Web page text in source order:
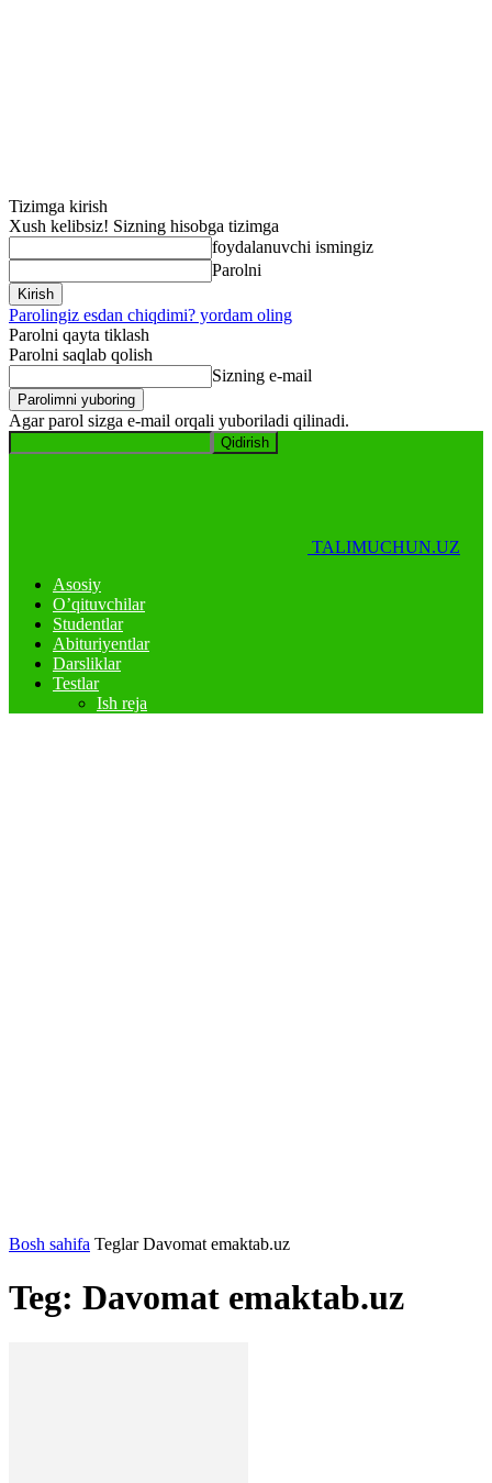
Tizimga kirish
Xush kelibsiz! Sizning hisobga tizimga
foydalanuvchi ismingiz
Parolni
Parolingiz esdan chiqdimi? yordam oling
Parolni qayta tiklash
Parolni saqlab qolish
Sizning e-mail
Agar parol sizga e-mail orqali yuboriladi qilinadi.
TALIMUCHUN.UZ
Asosiy
O’qituvchilar
Studentlar
Abituriyentlar
Darsliklar
Testlar
Ish reja
Bosh sahifa Teglar Davomat emaktab.uz
Teg: Davomat emaktab.uz